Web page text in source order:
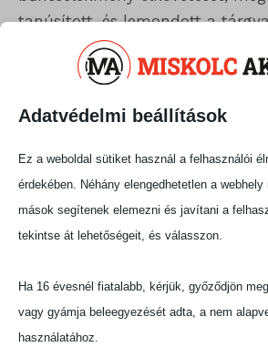
tanúsított, és lemondott a
A Miskolci Törvényszék
elkövetésével fenyegetés
végrehajtását három év
felfüggesztette.
A bíróság emellett a próbaidő
A bíróság több
mérlegelt
Adatvédelmi beállítások
Ez a weboldal sütiket használ a felhasználói
érdekében. Néhány elengedhetetlen a
mások segítenek elemezni és javítani a
tekintse át lehetőségeit, és válasszon.
Ha 16 évesnél fiatalabb, kérjük, győződjön
vagy gyámja beleegyezését adta, a nem
használatához.